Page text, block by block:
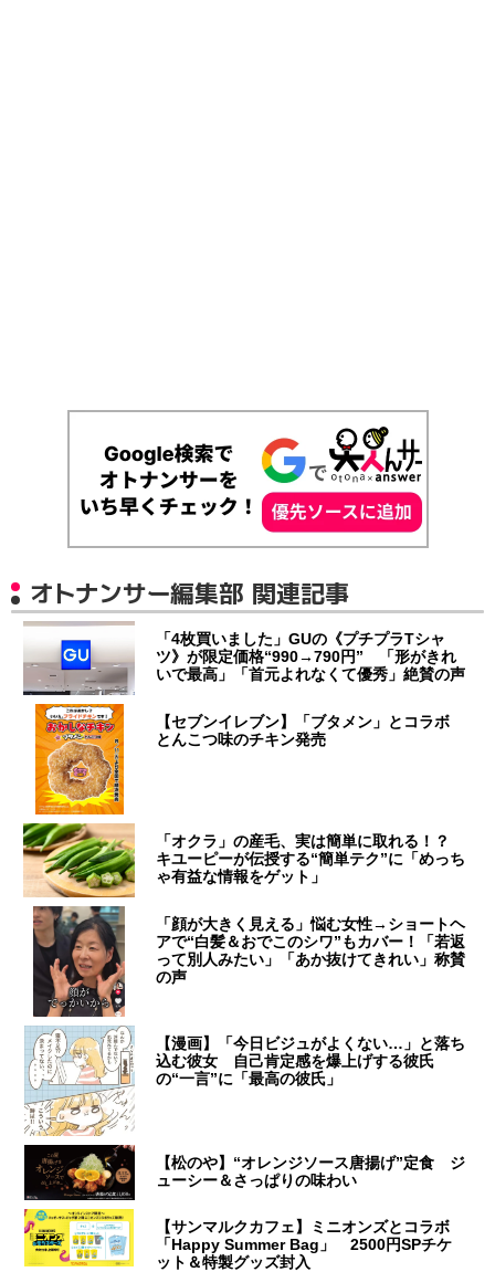
オトナンサー編集部 関連記事
「4枚買いました」GUの《プチプラTシャ
ツ》が限定価格“990→790円” 「形がきれ
いで最高」「首元よれなくて優秀」絶賛の声
【セブンイレブン】「ブタメン」とコラボ
とんこつ味のチキン発売
「オクラ」の産毛、実は簡単に取れる！？
キユーピーが伝授する“簡単テク”に「めっち
ゃ有益な情報をゲット」
「顔が大きく見える」悩む女性→ショートヘ
アで“白髪＆おでこのシワ”もカバー！「若返
って別人みたい」「あか抜けてきれい」称賛
の声
【漫画】「今日ビジュがよくない…」と落ち
込む彼女 自己肯定感を爆上げする彼氏
の“一言”に「最高の彼氏」
【松のや】“オレンジソース唐揚げ”定食 ジ
ューシー＆さっぱりの味わい
【サンマルクカフェ】ミニオンズとコラボ
「Happy Summer Bag」 2500円SPチケ
ット＆特製グッズ封入